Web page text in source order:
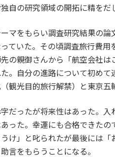
自の研究領域の開拓に精をだ
マをもらい調査研究結果の論
ていた。その頃調査旅行費
の親御さんから「航空会社
。自分の進路について初め
観光目的旅行解禁）と東京五
だったが将来性はあった。
った。幸運にも合格できた
け」と叱られたが最後には
言をもらうことになる。